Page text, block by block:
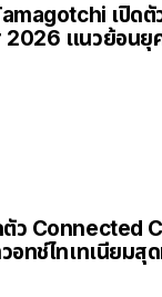
เปิดตั
2026 แนวย้อนยุ
ตัว Connected
อทช์ไทเทเนียมสุด